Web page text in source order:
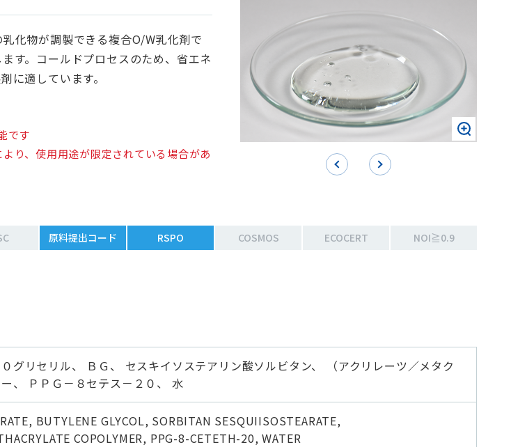
化物が調製できる複合O/W乳化剤で
す。コールドプロセスのため、省エネ
に適しています。
です
り、使用用途が限定されている場合があ
原料提出コード RSPO COSMOS ECOCERT NOI≧0.9
グリセリル、 ＢＧ、 セスキイソステアリン酸ソルビタン、 （アクリレーツ／メタク
、 ＰＰＧ－８セテス－２０、 水
BUTYLENE GLYCOL, SORBITAN SESQUIISOSTEARATE,
COPOLYMER, PPG-8-CETETH-20, WATER